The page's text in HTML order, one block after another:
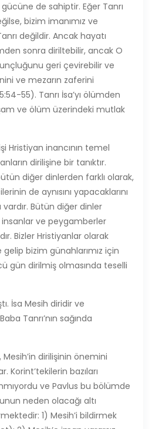
de sahiptir. Eğer Tanrı
bizim imanımız ve
değildir. Ancak hayatı
sonra diriltebilir, ancak O
geri çevirebilir ve
ve mezarın zaferini
55). Tanrı İsa’yı ölümden
ve ölüm üzerindeki mutlak
Hristiyan inancının temel
dirilişine bir tanıktır.
diğer dinlerden farklı olarak,
de aynısını yapacaklarını
Bütün diğer dinler
ve peygamberler
Bizler Hristiyanlar olarak
gelip bizim günahlarımız için
gün dirilmiş olmasında teselli
İsa Mesih diridir ve
Tanrı’nın sağında
Mesih’in dirilişinin önemini
Korint’tekilerin bazıları
ve Pavlus bu bölümde
neden olacağı altı
1) Mesih’i bildirmek